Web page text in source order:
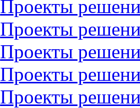
Проекты
Проекты
Проекты
Проекты
Проекты